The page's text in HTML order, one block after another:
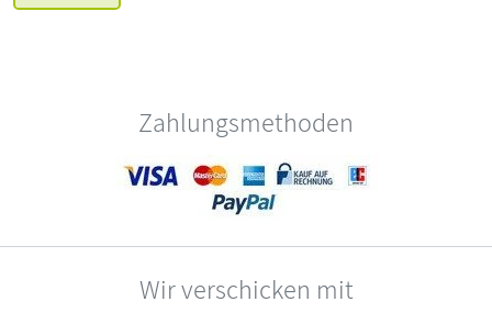
Zahlungsmethoden
Wir verschicken mit